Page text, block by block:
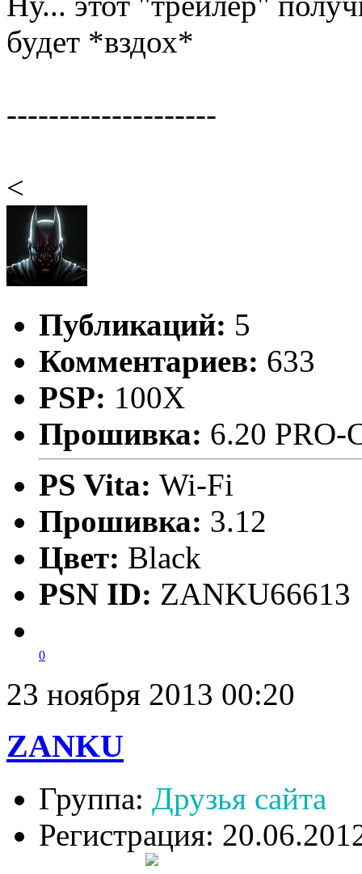
будет *вздох*
--------------------
<
Публикаций: 5
Комментариев: 633
PSP: 100X
Прошивка: 6.20 PRO-
PS Vita: Wi-Fi
Прошивка: 3.12
Цвет: Black
PSN ID: ZANKU66613
0
23 ноября 2013 00:20
ZANKU
Группа: Друзья сайта
Регистрация: